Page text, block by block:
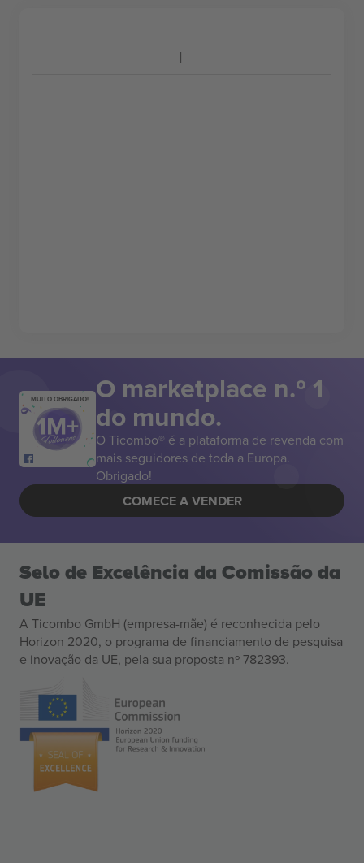
MUITO OBRIGADO! O marketplace n.º 1
do mundo.
O Ticombo® é a plataforma de revenda com
mais seguidores de toda a Europa.
Obrigado!
COMECE A VENDER
Selo de Excelência da Comissão da
UE
A Ticombo GmbH (empresa-mãe) é reconhecida pelo
Horizon 2020, o programa de financiamento de pesquisa
e inovação da UE, pela sua proposta nº 782393.